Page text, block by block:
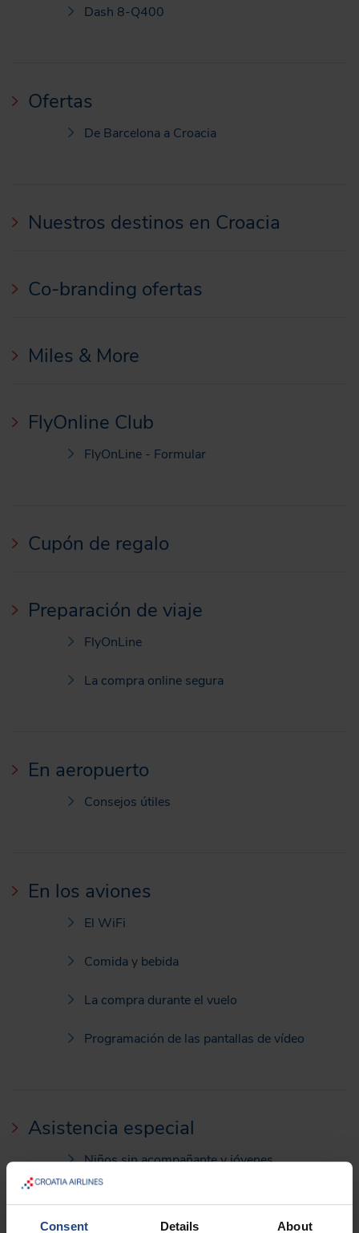
Consent Details About
Dash 8-Q400
Ofertas
De Barcelona a Croacia
Nuestros destinos en Croacia
Co-branding ofertas
Miles & More
FlyOnline Club
FlyOnLine - Formular
Cupón de regalo
Preparación de viaje
FlyOnLine
La compra online segura
En aeropuerto
Consejos útiles
En los aviones
El WiFi
Comida y bebida
La compra durante el vuelo
Programación de las pantallas de vídeo
Asistencia especial
Niños sin acompañante y jóvenes